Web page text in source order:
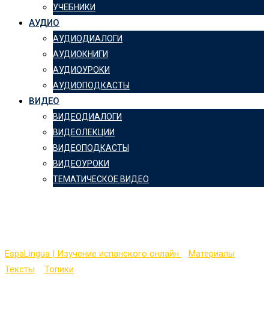
УЧЕБНИКИ
АУДИО
АУДИОДИАЛОГИ
АУДИОКНИГИ
АУДИОУРОКИ
АУДИОПОДКАСТЫ
ВИДЕО
ВИДЕОДИАЛОГИ
ВИДЕОЛЕКЦИИ
ВИДЕОПОДКАСТЫ
ВИДЕОУРОКИ
ТЕМАТИЧЕСКОЕ ВИДЕО
EspaLingua | Изучение испанского онлайн Материалы
Тексты
Топики